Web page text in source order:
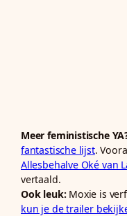
Meer feministische
fantastische lijst.
Allesbehalve Oké van
vertaald.
Ook leuk: Moxie is
kun je de trailer